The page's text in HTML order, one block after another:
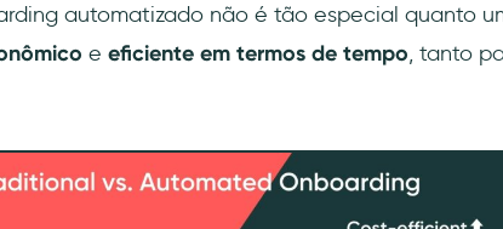
automatizado não é tão especial quanto
e eficiente em termos de tempo, tanto